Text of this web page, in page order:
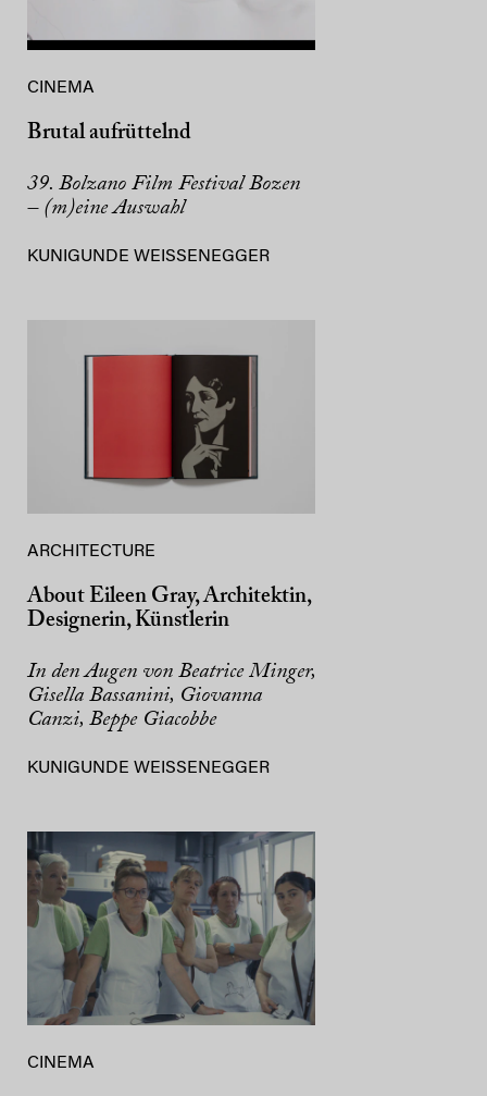
CINEMA
Brutal aufrüttelnd
39. Bolzano Film Festival Bozen
– (m)eine Auswahl
KUNIGUNDE WEISSENEGGER
ARCHITECTURE
About Eileen Gray, Architektin,
Designerin, Künstlerin
In den Augen von Beatrice Minger,
Gisella Bassanini, Giovanna
Canzi, Beppe Giacobbe
KUNIGUNDE WEISSENEGGER
CINEMA